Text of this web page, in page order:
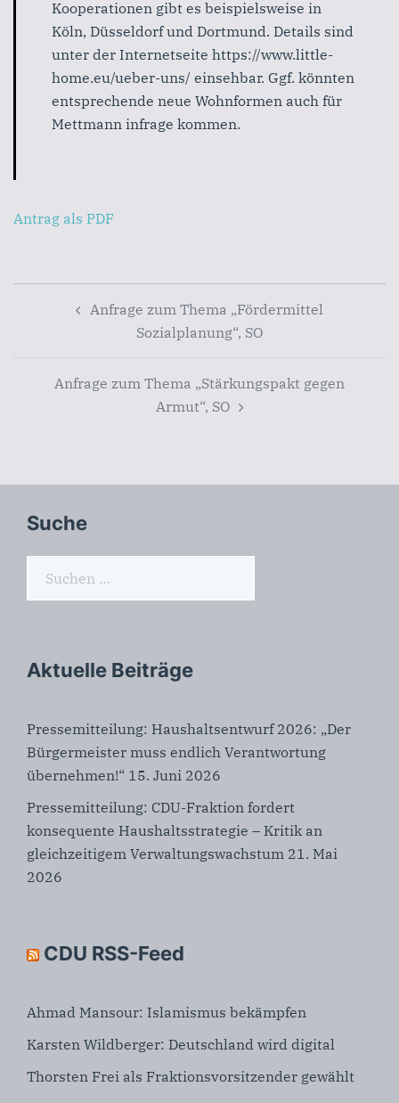
Kooperationen gibt es beispielsweise in
Köln, Düsseldorf und Dortmund. Details sind
unter der Internetseite https://www.little-
home.eu/ueber-uns/ einsehbar. Ggf. könnten
entsprechende neue Wohnformen auch für
Mettmann infrage kommen.
Antrag als PDF
Anfrage zum Thema „Fördermittel
Sozialplanung“, SO
Anfrage zum Thema „Stärkungspakt gegen
Armut“, SO
Suche
nach:
Aktuelle Beiträge
Pressemitteilung: Haushaltsentwurf 2026: „Der
Bürgermeister muss endlich Verantwortung
übernehmen!“ 15. Juni 2026
Pressemitteilung: CDU-Fraktion fordert
konsequente Haushaltsstrategie – Kritik an
gleichzeitigem Verwaltungswachstum 21. Mai
2026
CDU RSS-Feed
Ahmad Mansour: Islamismus bekämpfen
Karsten Wildberger: Deutschland wird digital
Thorsten Frei als Fraktionsvorsitzender gewählt